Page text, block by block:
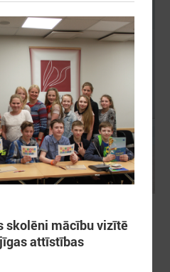
vērienīgajā Pasaules
skolēni mācību vizītē
attīstības